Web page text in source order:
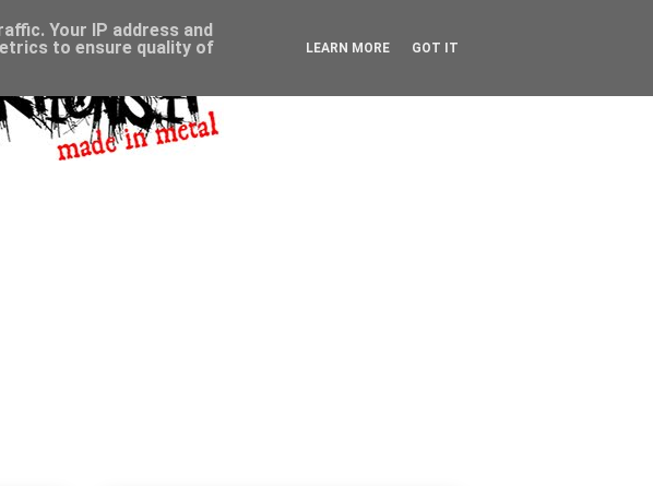
Your IP address and
to ensure quality of
LEARN MORE GOT IT